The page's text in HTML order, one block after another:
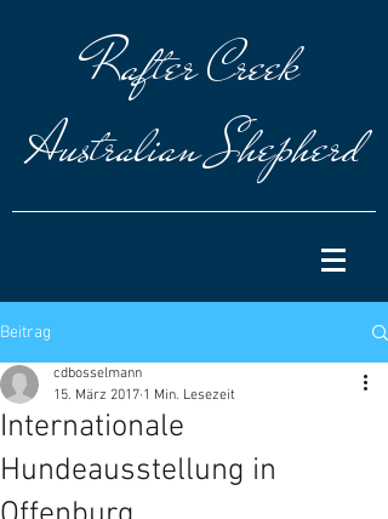
RafterCreek
Australian Shepherd
Beitrag
Internationale
Hundeausstellung in
cdbosselmann
15. März 2017 1 Min. Lesezeit